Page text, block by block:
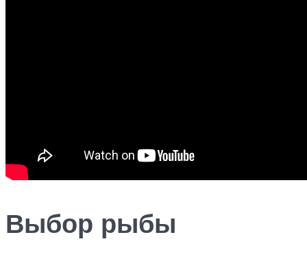
Выбор рыбы